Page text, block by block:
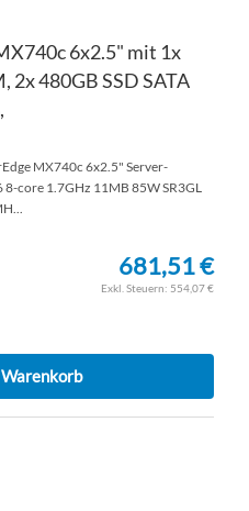
6x2.5" mit 1x
2x 480GB SSD SATA
MX740c 6x2.5" Server-
core 1.7GHz 11MB 85W SR3GL
681,51 €
554,07 €